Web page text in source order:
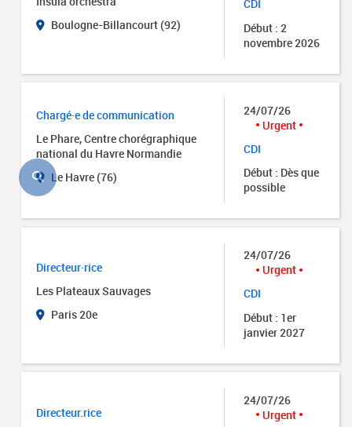
Boulogne-Billancourt (92)
CDI
Début : 2
novembre 2026
Chargé·e de communication
Le Phare, Centre chorégraphique
national du Havre Normandie
Le Havre (76)
24/07/26
Urgent
CDI
Début : Dès que
possible
Directeur·rice
Les Plateaux Sauvages
Paris 20e
24/07/26
Urgent
CDI
Début : 1er
janvier 2027
Directeur.rice
24/07/26
Urgent